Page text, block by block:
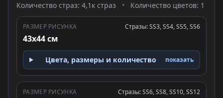
Количество страз: 4,1к страз • Количество цветов: 1
РАЗМЕР РИСУНКА
43x44 см
Стразы: SS3, SS4, SS5, SS6
Цвета, размеры и количество показать
РАЗМЕР РИСУНКА Стразы: SS6, SS8, SS10, SS12